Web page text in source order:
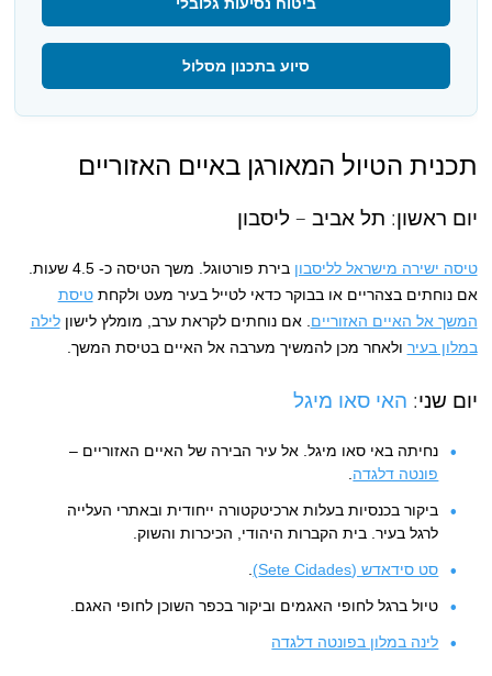
סיוע בתכנון מסלול
תכנית הטיול המאורגן באיים האזוריים
יום ראשון: תל אביב – ליסבון
טיסה ישירה מישראל לליסבון
בירת פורטוגל. משך הטיסה כ- 4.5 שעות.
אם נוחתים בצהריים או בבוקר כדאי לטייל בעיר מעט ולקחתטיסת
המשך אל האיים האזוריים . אם נוחתים לקראת ערב, מומלץ לישוןלילה
במלון בעיר ולאחר מכן להמשיך מערבה אל האיים בטיסת המשך.
יום שני: האי סאו מיגל
נחיתה באי סאו מיגל. אל עיר הבירה של האיים האזוריים –
פונטה דלגדה
ביקור בכנסיות בעלות ארכיטקטורה ייחודית ובאתרי העלייה
לרגל בעיר. בית הקברות היהודי, הכיכרות והשוק.
סט סידאדש (Sete Cidades)
טיול ברגל לחופי האגמים וביקור בכפר השוכן לחופי האגם.
לינה במלון בפונטה דלגדה